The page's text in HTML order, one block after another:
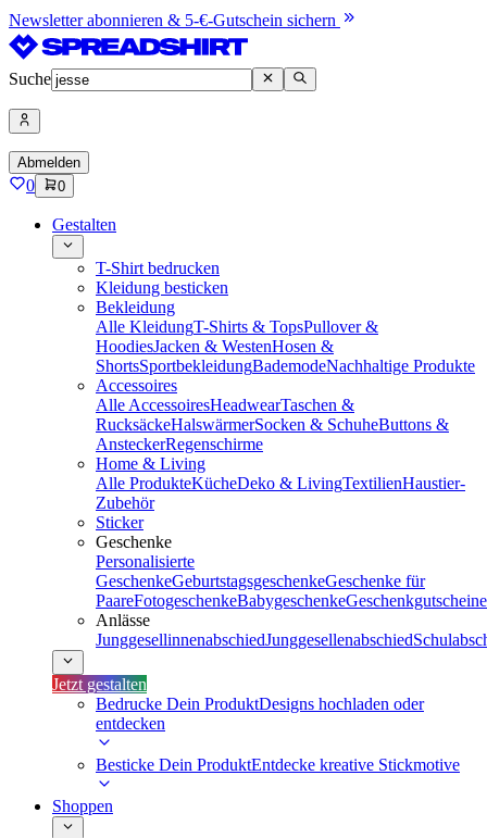
Newsletter abonnieren & 5-€-Gutschein sichern
Suche
Abmelden
0 0
Gestalten
T-Shirt bedrucken
Kleidung besticken
Bekleidung
Alle KleidungT-Shirts & TopsPullover &
HoodiesJacken & WestenHosen &
ShortsSportbekleidungBademodeNachhaltige Produkte
Accessoires
Alle AccessoiresHeadwearTaschen &
RucksäckeHalswärmerSocken & SchuheButtons &
AnsteckerRegenschirme
Home & Living
Alle ProdukteKücheDeko & LivingTextilienHaustier-
Zubehör
Sticker
Geschenke
Personalisierte
GeschenkeGeburtstagsgeschenkeGeschenke für
PaareFotogeschenkeBabygeschenkeGeschenkgutscheine
Anlässe
JunggesellinnenabschiedJunggesellenabschied
Jetzt gestalten
Bedrucke Dein ProduktDesigns hochladen oder
entdecken
Besticke Dein ProduktEntdecke kreative Stickmotive
Shoppen